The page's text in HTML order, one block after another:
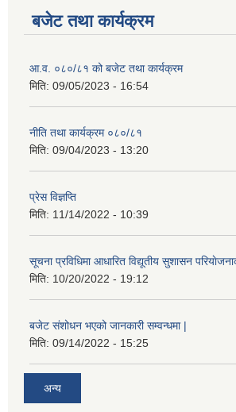
बजेट तथा कार्यक्रम
आ.व. ०८०/८१ को बजेट तथा कार्यक्रम
मिति: 09/05/2023 - 16:54
नीति तथा कार्यक्रम ०८०/८१
मिति: 09/04/2023 - 13:20
प्रेस विज्ञप्ति
मिति: 11/14/2022 - 10:39
सूचना प्रविधिमा आधारित विद्यूतीय सुशासन
मिति: 10/20/2022 - 19:12
बजेट संशोधन भएको जानकारी सम्वन्धमा |
मिति: 09/14/2022 - 15:25
अन्य